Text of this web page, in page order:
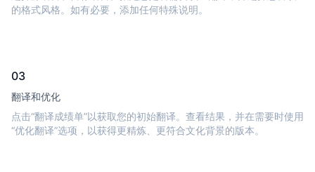
的格式风格。如有必要，添加任何特殊说明。
03
翻译和优化
点击“翻译成绩单”以获取您的初始翻译。查看结果，并在需要时使用
“优化翻译”选项，以获得更精炼、更符合文化背景的版本。